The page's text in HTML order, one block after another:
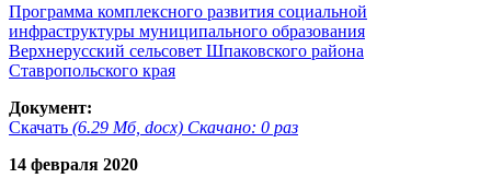
Программа комплексного развития социальной
инфраструктуры муниципального образования
Верхнерусский сельсовет Шпаковского района
Ставропольского края
Документ:
Скачать (6.29 Мб, docx) Скачано: 0 раз
14 февраля 2020